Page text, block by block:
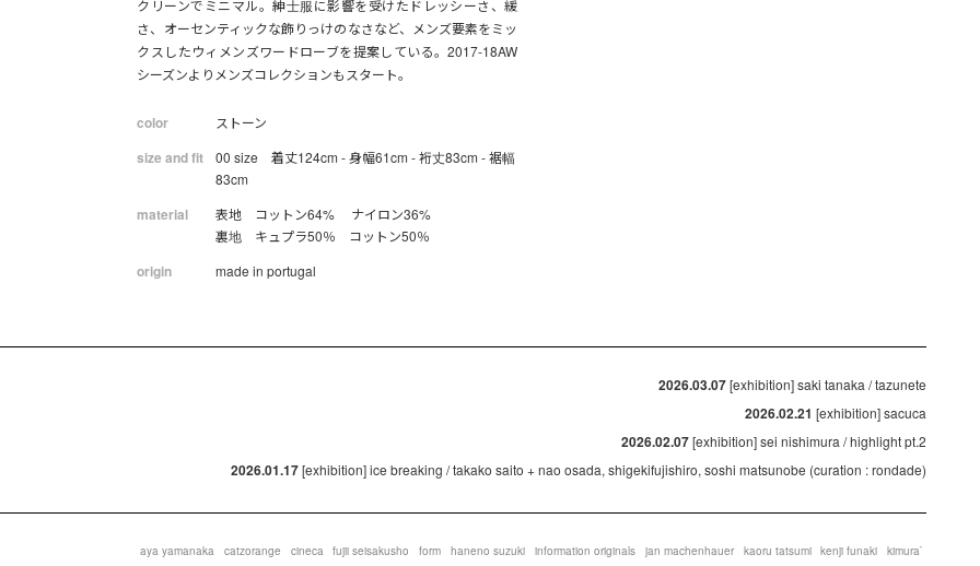
クリーンでミニマル。紳士服に影響を受けたドレッシーさ、緩
さ、オーセンティックな飾りっけのなさなど、メンズ要素をミッ
クスしたウィメンズワードローブを提案している。2017-18AW
シーズンよりメンズコレクションもスタート。
color ストーン
size and fit
00 size 着丈124cm - 身幅61cm - 裄丈83cm - 裾幅
83cm
material
表地 コットン64% ナイロン36%
裏地 キュプラ50％ コットン50％
origin made in portugal
2026.03.07[exhibition] saki tanaka / tazunete
2026.02.21 [exhibition] sacuca
2026.02.07[exhibition] sei nishimura / highlight pt.2
2026.01.17[exhibition] ice breaking / takako saito + nao osada, shigekifujishiro, soshi matsunobe (curation : rondade)
aya yamanaka catzorange cineca fujii seisakusho form haneno suzuki information originals jan machenhauer kaoru tatsumi kenji funaki
kimura`